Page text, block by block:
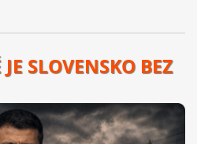
SLOVENSKO BEZ